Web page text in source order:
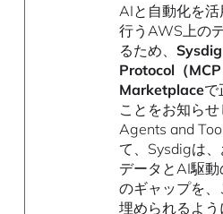
AIと自動化を
行うAWS上の
るため、
Protocol（
Marketplaceで
ことをお知ら
Agents and
て、Sysdigは
データとAI駆
のギャップを
埋められるよう